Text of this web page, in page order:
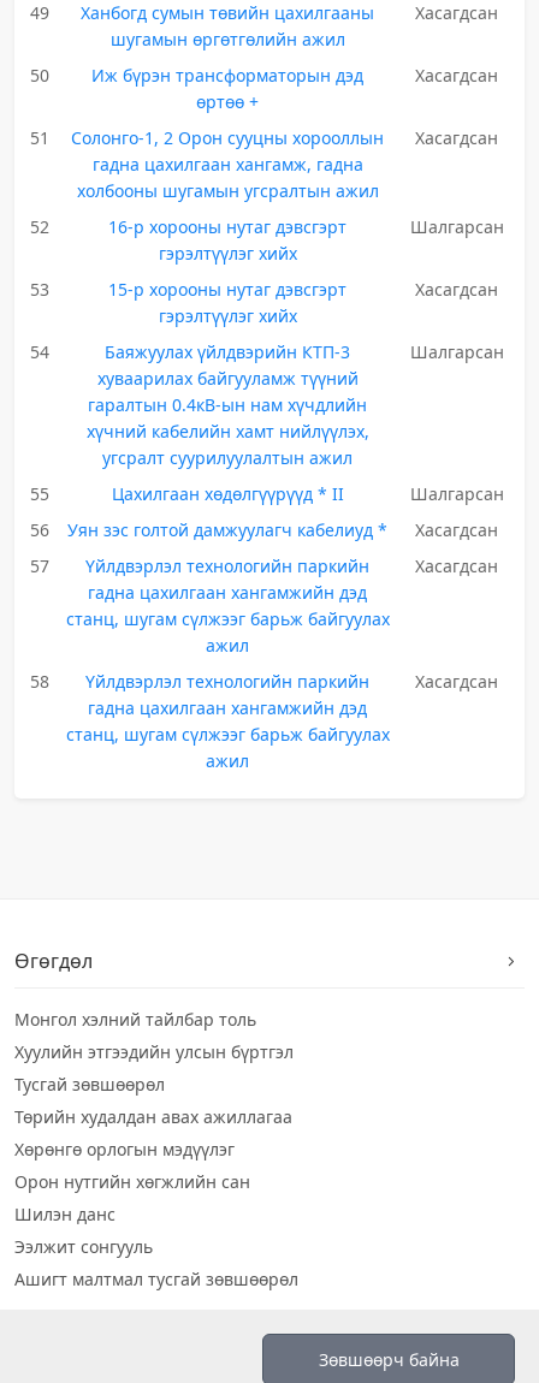
49
Ханбогд сумын төвийн цахилгааны
шугамын өргөтгөлийн ажил
Хасагдсан
50
Иж бүрэн трансформаторын дэд
өртөө +
Хасагдсан
51
Солонго-1, 2 Орон сууцны хорооллын
гадна цахилгаан хангамж, гадна
холбооны шугамын угсралтын ажил
Хасагдсан
52
16-р хорооны нутаг дэвсгэрт
гэрэлтүүлэг хийх
Шалгарсан
53
15-р хорооны нутаг дэвсгэрт
гэрэлтүүлэг хийх
Хасагдсан
54
Баяжуулах үйлдвэрийн КТП-3
хуваарилах байгууламж түүний
гаралтын 0.4кВ-ын нам хүчдлийн
хүчний кабелийн хамт нийлүүлэх,
угсралт суурилуулалтын ажил
Шалгарсан
55 Цахилгаан хөдөлгүүрүүд * II
Шалгарсан
56
Уян зэс голтой дамжуулагч кабелиуд *
Хасагдсан
57
Үйлдвэрлэл технологийн паркийн
гадна цахилгаан хангамжийн дэд
станц, шугам сүлжээг барьж байгуулах
ажил
Хасагдсан
58
Үйлдвэрлэл технологийн паркийн
гадна цахилгаан хангамжийн дэд
станц, шугам сүлжээг барьж байгуулах
ажил
Хасагдсан
Өгөгдөл
Монгол хэлний тайлбар толь
Хуулийн этгээдийн улсын бүртгэл
Тусгай зөвшөөрөл
Төрийн худалдан авах ажиллагаа
Хөрөнгө орлогын мэдүүлэг
Орон нутгийн хөгжлийн сан
Шилэн данс
Ээлжит сонгууль
Ашигт малтмал тусгай зөвшөөрөл
Зөвшөөрч байна